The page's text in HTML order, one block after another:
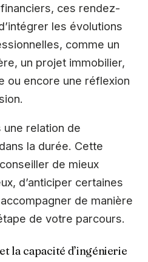
ces rendez-
les évolutions
comme un
un projet immobilier,
ou encore une réflexion
une relation de
la durée. Cette
de mieux
d’anticiper certaines
de manière
de votre parcours.
la capacité d’ingénierie